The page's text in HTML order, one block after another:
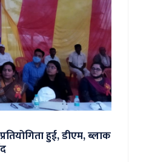
हुई, डीएम, ब्लाक